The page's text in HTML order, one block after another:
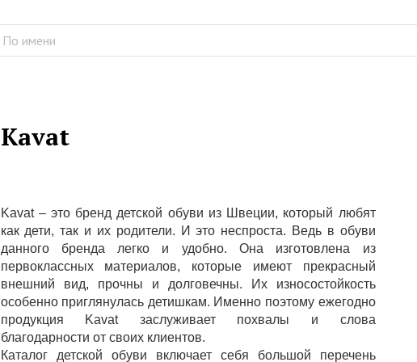
Kavat
Kavat – это бренд детской обуви из Швеции, который любят
как дети, так и их родители. И это неспроста. Ведь в обуви
данного бренда легко и удобно. Она изготовлена из
первоклассных материалов, которые имеют прекрасный
внешний вид, прочны и долговечны. Их износостойкость
особенно приглянулась детишкам. Именно поэтому ежегодно
продукция Kavat заслуживает похвалы и слова
благодарности от своих клиентов.
Каталог детской обуви включает себя большой перечень